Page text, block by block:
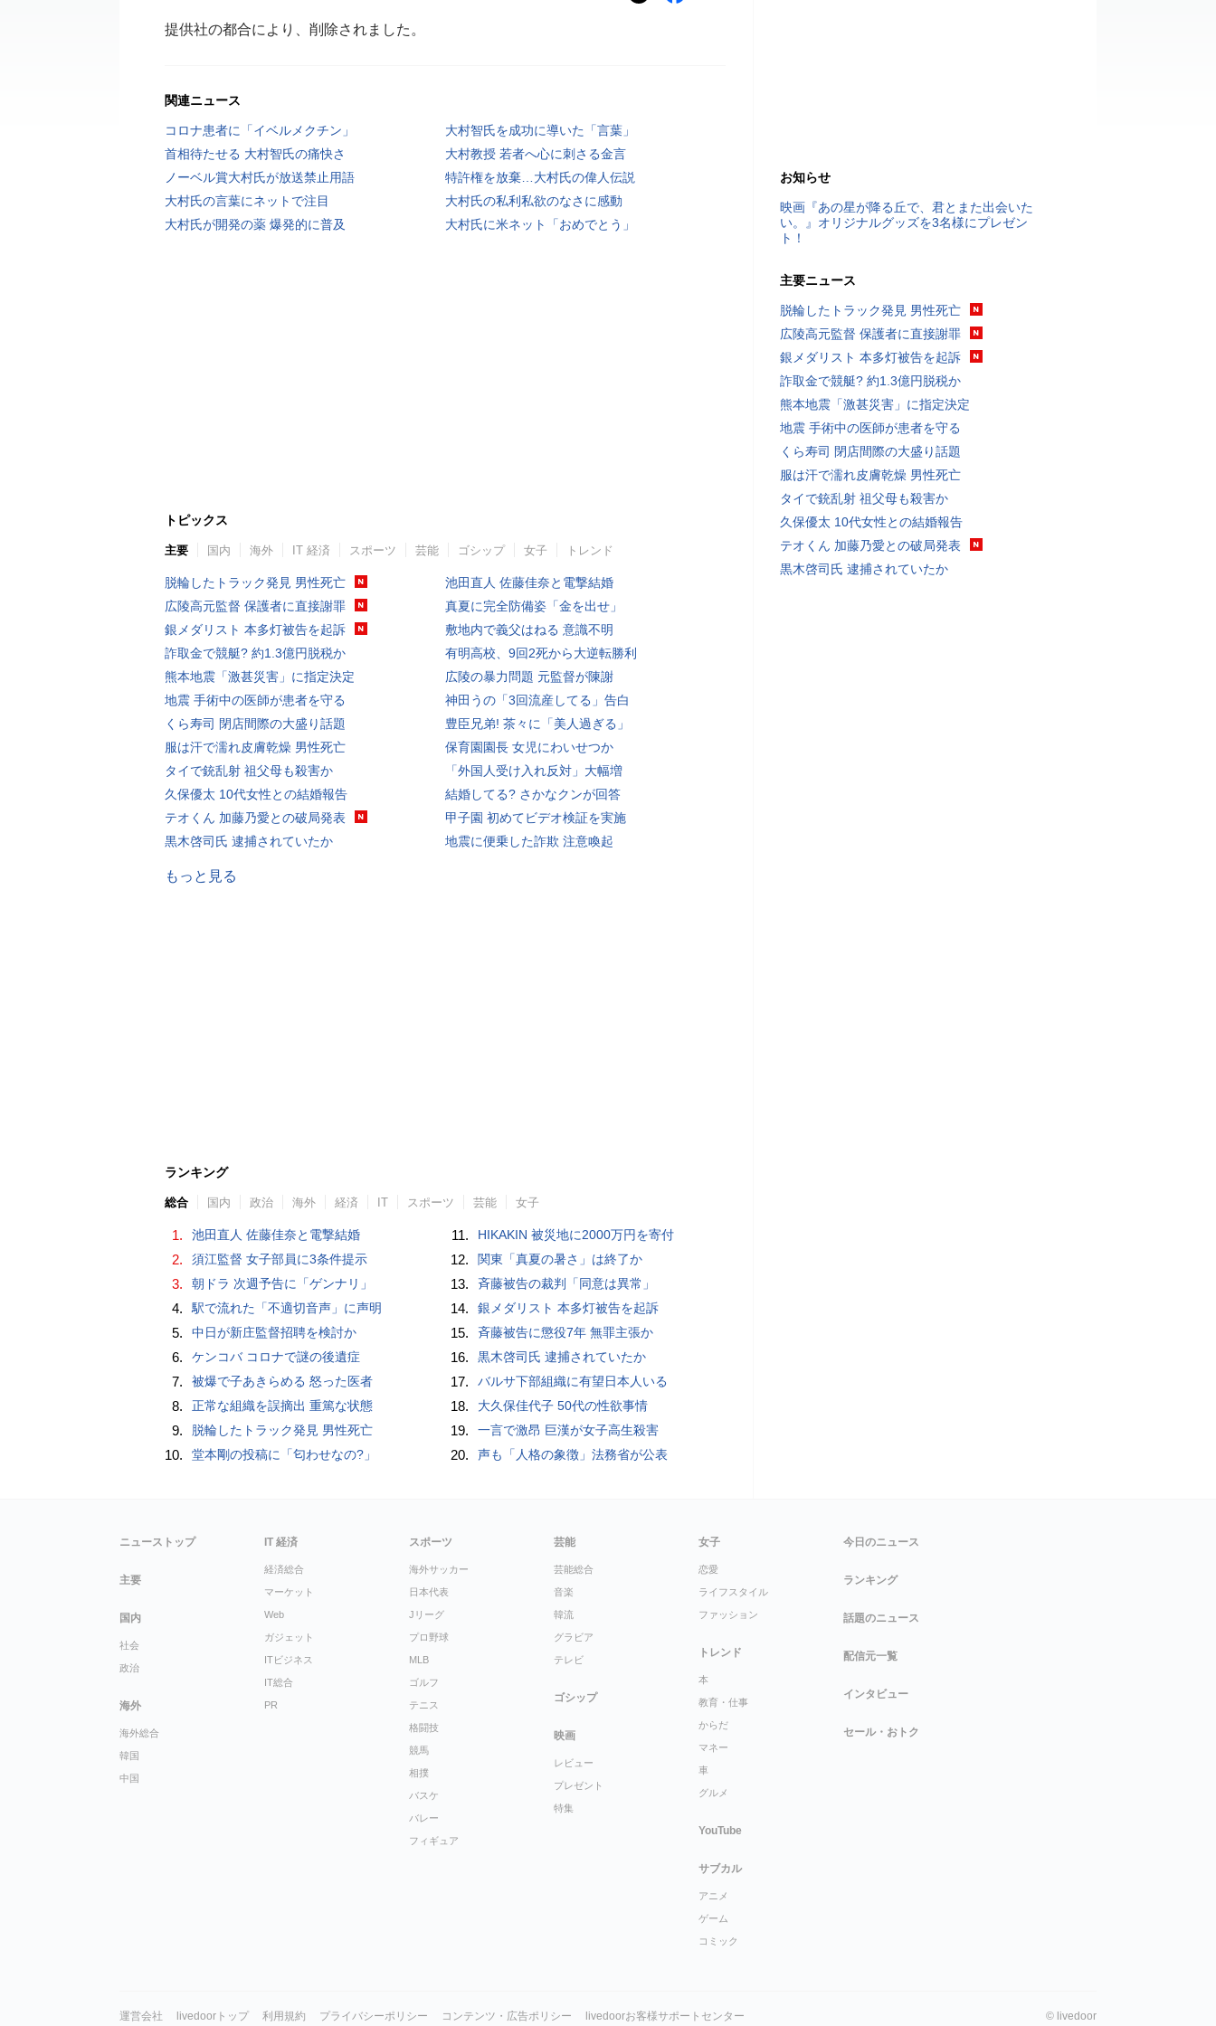
提供社の都合により、削除されました。
関連ニュース
コロナ患者に「イベルメクチン」
大村智氏を成功に導いた「言葉」
首相待たせる 大村智氏の痛快さ
大村教授 若者へ心に刺さる金言
ノーベル賞大村氏が放送禁止用語
特許権を放棄…大村氏の偉人伝説
大村氏の言葉にネットで注目
大村氏の私利私欲のなさに感動
大村氏が開発の薬 爆発的に普及
大村氏に米ネット「おめでとう」
トピックス
主要 国内 海外 IT 経済 スポーツ 芸能 ゴシップ 女子 トレンド
脱輪したトラック発見 男性死亡
広陵高元監督 保護者に直接謝罪
銀メダリスト 本多灯被告を起訴
詐取金で競艇? 約1.3億円脱税か
熊本地震「激甚災害」に指定決定
地震 手術中の医師が患者を守る
くら寿司 閉店間際の大盛り話題
服は汗で濡れ皮膚乾燥 男性死亡
タイで銃乱射 祖父母も殺害か
久保優太 10代女性との結婚報告
テオくん 加藤乃愛との破局発表
黒木啓司氏 逮捕されていたか
池田直人 佐藤佳奈と電撃結婚
真夏に完全防備姿「金を出せ」
敷地内で義父はねる 意識不明
有明高校、9回2死から大逆転勝利
広陵の暴力問題 元監督が陳謝
神田うの「3回流産してる」告白
豊臣兄弟! 茶々に「美人過ぎる」
保育園園長 女児にわいせつか
「外国人受け入れ反対」大幅増
結婚してる? さかなクンが回答
甲子園 初めてビデオ検証を実施
地震に便乗した詐欺 注意喚起
もっと見る
ランキング
総合 国内 政治 海外 経済 IT スポーツ 芸能 女子
1. 池田直人 佐藤佳奈と電撃結婚
2. 須江監督 女子部員に3条件提示
3. 朝ドラ 次週予告に「ゲンナリ」
4. 駅で流れた「不適切音声」に声明
5. 中日が新庄監督招聘を検討か
6. ケンコバ コロナで謎の後遺症
7. 被爆で子あきらめる 怒った医者
8. 正常な組織を誤摘出 重篤な状態
9. 脱輪したトラック発見 男性死亡
10. 堂本剛の投稿に「匂わせなの?」
11. HIKAKIN 被災地に2000万円を寄付
12. 関東「真夏の暑さ」は終了か
13. 斉藤被告の裁判「同意は異常」
14. 銀メダリスト 本多灯被告を起訴
15. 斉藤被告に懲役7年 無罪主張か
16. 黒木啓司氏 逮捕されていたか
17. バルサ下部組織に有望日本人いる
18. 大久保佳代子 50代の性欲事情
19. 一言で激昂 巨漢が女子高生殺害
20. 声も「人格の象徴」法務省が公表
お知らせ
映画『あの星が降る丘で、君とまた出会いた
い。』オリジナルグッズを3名様にプレゼン
ト！
主要ニュース
脱輪したトラック発見 男性死亡
広陵高元監督 保護者に直接謝罪
銀メダリスト 本多灯被告を起訴
詐取金で競艇? 約1.3億円脱税か
熊本地震「激甚災害」に指定決定
地震 手術中の医師が患者を守る
くら寿司 閉店間際の大盛り話題
服は汗で濡れ皮膚乾燥 男性死亡
タイで銃乱射 祖父母も殺害か
久保優太 10代女性との結婚報告
テオくん 加藤乃愛との破局発表
黒木啓司氏 逮捕されていたか
ニューストップ
主要
国内
社会
政治
海外
海外総合
韓国
中国
IT 経済
経済総合
マーケット
Web
ガジェット
ITビジネス
IT総合
PR
スポーツ
海外サッカー
日本代表
Jリーグ
プロ野球
MLB
ゴルフ
テニス
格闘技
競馬
相撲
バスケ
バレー
フィギュア
芸能
芸能総合
音楽
韓流
グラビア
テレビ
ゴシップ
映画
レビュー
プレゼント
特集
女子
恋愛
ライフスタイル
ファッション
トレンド
本
教育・仕事
からだ
マネー
車
グルメ
YouTube
サブカル
アニメ
ゲーム
コミック
今日のニュース
ランキング
話題のニュース
配信元一覧
インタビュー
セール・おトク
運営会社 livedoorトップ 利用規約 プライバシーポリシー コンテンツ・広告ポリシー livedoorお客様サポートセンター © livedoor